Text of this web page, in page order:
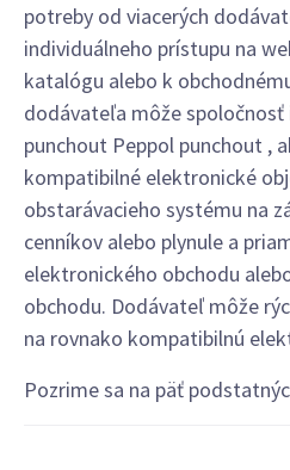
potreby od viacerých
individuálneho prístupu na
katalógu alebo k
dodávateľa môže
punchout Peppol punchout ,
kompatibilné elektronické
obstarávacieho systému na
cenníkov alebo plynule a
elektronického obchodu
obchodu. Dodávateľ môže
na rovnako kompatibilnú
Pozrime sa na päť